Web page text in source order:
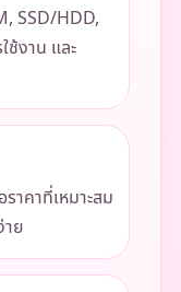
SSD/HDD,
ช้งาน และ
าคาที่เหมาะสม
าย